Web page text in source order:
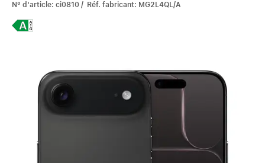
N° d'article: ci0810 / Réf. fabricant: MG2L4QL/A